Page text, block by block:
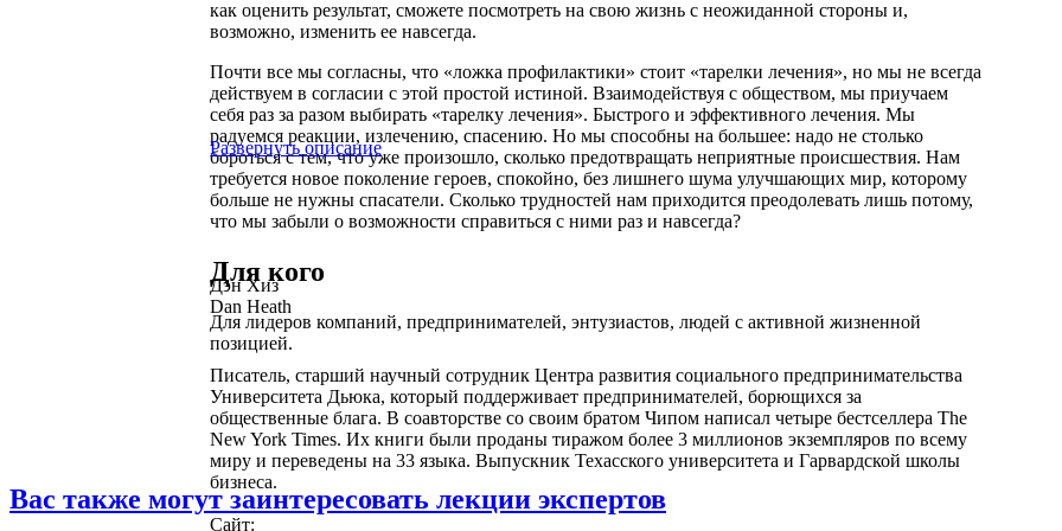
как оценить результат, сможете посмотреть на свою жизнь с неожиданной стороны и,
возможно, изменить ее навсегда.
Почти все мы согласны, что «ложка профилактики» стоит «тарелки лечения», но мы не всегда
действуем в согласии с этой простой истиной. Взаимодействуя с обществом, мы приучаем
себя раз за разом выбирать «тарелку лечения». Быстрого и эффективного лечения. Мы
радуемся реакции, излечению, спасению. Но мы способны на большее: надо не столько
бороться с тем, что уже произошло, сколько предотвращать неприятные происшествия. Нам
требуется новое поколение героев, спокойно, без лишнего шума улучшающих мир, которому
больше не нужны спасатели. Сколько трудностей нам приходится преодолевать лишь потому,
что мы забыли о возможности справиться с ними раз и навсегда?
Для кого
Для лидеров компаний, предпринимателей, энтузиастов, людей с активной жизненной
позицией.
Развернуть описание
Дэн Хиз
Dan Heath
Писатель, старший научный сотрудник Центра развития социального предпринимательства
Университета Дьюка, который поддерживает предпринимателей, борющихся за
общественные блага. В соавторстве со своим братом Чипом написал четыре бестселлера The
New York Times. Их книги были проданы тиражом более 3 миллионов экземпляров по всему
миру и переведены на 33 языка. Выпускник Техасского университета и Гарвардской школы
бизнеса.
Сайт:
Вас также могут заинтересовать лекции экспертов